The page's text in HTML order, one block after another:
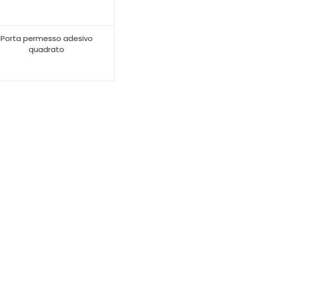
Porta permesso adesivo
quadrato